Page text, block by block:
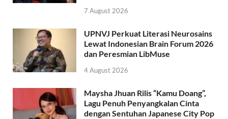
7 August 2026
UPNVJ Perkuat Literasi Neurosains
Lewat Indonesian Brain Forum 2026
dan Peresmian LibMuse
4 August 2026
Maysha Jhuan Rilis “Kamu Doang”,
Lagu Penuh Penyangkalan Cinta
dengan Sentuhan Japanese City Pop